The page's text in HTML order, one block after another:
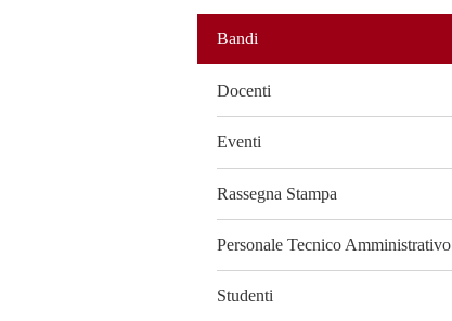
Bandi
Docenti
Eventi
Rassegna Stampa
Personale Tecnico Amministrativo
Studenti